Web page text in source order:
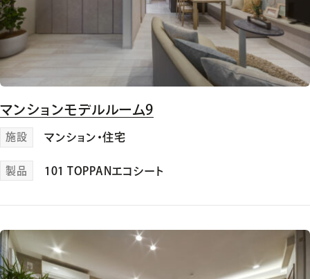
マンションモデルルーム9
施設 マンション・住宅
製品 101 TOPPANエコシート